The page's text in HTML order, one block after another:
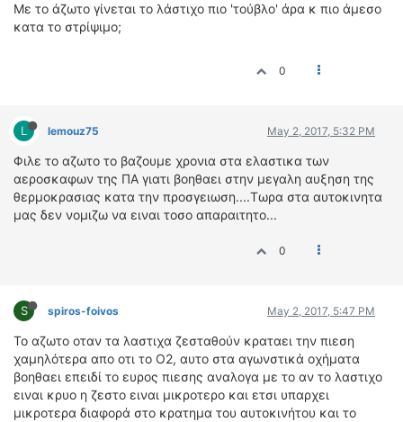
Με το άζωτο γίνεται το λάστιχο πιο 'τούβλο' άρα κ πιο άμεσο
κατα το στρίψιμο;
0
L lemouz75 May 2, 2017, 5:32 PM
Φιλε το αζωτο το βαζουμε χρονια στα ελαστικα των
αεροσκαφων της ΠΑ γιατι βοηθαει στην μεγαλη αυξηση της
θερμοκρασιας κατα την προσγειωση....Τωρα στα αυτοκινητα
μας δεν νομιζω να ειναι τοσο απαραιτητο...
0
S spiros-foivos May 2, 2017, 5:47 PM
Το αζωτο οταν τα λαστιχα ζεσταθούν κραταει την πιεση
χαμηλότερα απο οτι το O2, αυτο στα αγωνστικά οχήματα
βοηθαει επειδί το ευρος πιεσης αναλογα με το αν το λαστιχο
ειναι κρυο η ζεστο ειναι μικροτερο και ετσι υπαρχει
μικροτερα διαφορά στο κρατημα του αυτοκινήτου και το
ΟΔΗΓΟΥΜΕ
ΕΠΙΚΑΙΡΟΤΗΤΑ
ΑΡΧΕΙΟ ΤΕΥΧΩΝ